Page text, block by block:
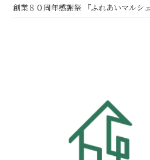
創業８０周年感謝祭 『ふれあいマルシェ